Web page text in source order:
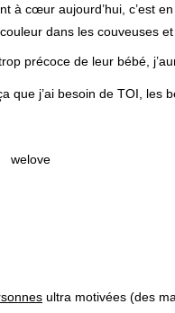
à cœur aujourd’hui, c’est
dans les couveuses
précoce de leur bébé,
que j’ai besoin de TOI, les
ultra motivées (des